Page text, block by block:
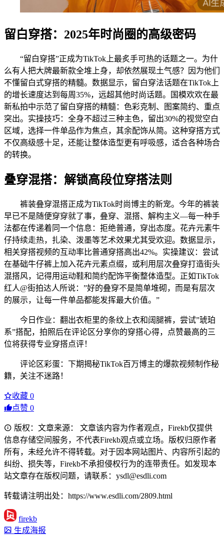
留白穿搭：2025年时尚圈的高级密码
“留白穿搭”正成为TikTok上最炙手可热的话题之一。为什
么有人把大牌最新款全堆上身，却依然展现土气感？因为他们
不懂留白式穿搭的精髓。数据显示，留白穿法话题在TikTok上
的增长速度达到每周35%，远超其他时尚话题。国模欢欢在最
新私拍中示范了留白穿搭的精髓：色彩克制、图案简约、重点
突出。实操技巧：全身不超过三种主色，留出30%的视觉空白
区域，选择一件单品作为焦点，其余配饰从简。这种穿搭方式
不仅高级感十足，还能让整体造型更有呼吸感，适合各种场合
的转换。
叠穿混搭：解锁高段位穿搭法则
裤装叠穿混搭正成为TikTok时尚博主的新宠。今年的裤装
早已不是随便穿穿就了事，叠穿、混搭、解构主义—每一种手
法都在传递着同一个信息：拒绝普通，穿出态度。花卉元素牛
仔持续走热，扎染、泼墨等艺术效果尤其受欢迎。数据显示，
相关穿搭视频的互动率比普通穿搭高出42%。实操建议：尝试
在基础牛仔裤上加入花卉元素点缀，或利用层次叠穿打造街头
混搭风，记得用运动鞋和简约配饰平衡整体造型。正如TikTok
红人@街拍达人所说：”好的叠穿不是简单堆砌，而是有层次
的展示，让每一件单品都能发挥最大价值。”
今日作业：翻出衣柜里的条纹上衣和阔腿裤，尝试”琥珀
系”搭配，拍照后在评论区分享你的穿搭心得，点赞最高的三
位将获得专业穿搭点评！
评论区彩蛋：下期揭秘TikTok百万博主的爆款视频制作秘
籍，关注不迷路！
收藏 0
点赞 0
版权：文章来源： 文章该内容为作者观点，Firekb仅提供
信息存储空间服务，不代表Firekb观点或立场。版权归原作者
所有，未经允许不得转载。对于因本网站图片、内容所引起的
纠纷、损失等，Firekb不承担侵权行为的连带责任。如发现本
站文章存在版权问题，请联系：ysdl@esdli.com
转载请注明出处：https://www.esdli.com/2809.html
firekb
生成海报